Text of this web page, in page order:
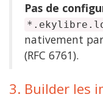
Pas de
nativement
(RFC 6761).
3. Builder les